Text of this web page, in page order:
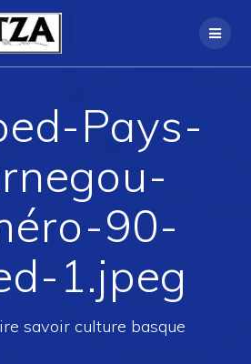
Skip
to
content
Pays-
90-
1.jpeg
savoir culture basque